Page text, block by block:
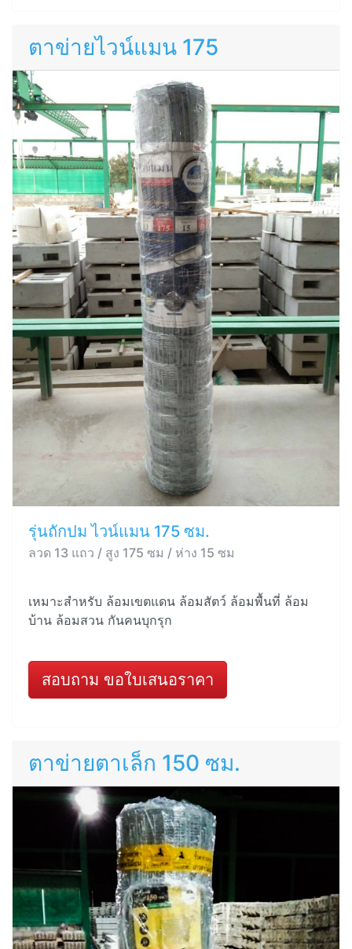
ตาข่ายไวน์แมน 175
รุ่นถักปม ไวน์แมน 175 ซม.
ลวด 13 แถว / สูง 175 ซม / ห่าง 15 ซม
เหมาะสำหรับ ล้อมเขตแดน ล้อมสัตว์ ล้อมพื้นที่ ล้อม
บ้าน ล้อมสวน กันคนบุกรุก
สอบถาม ขอใบเสนอราคา
ตาข่ายตาเล็ก 150 ซม.